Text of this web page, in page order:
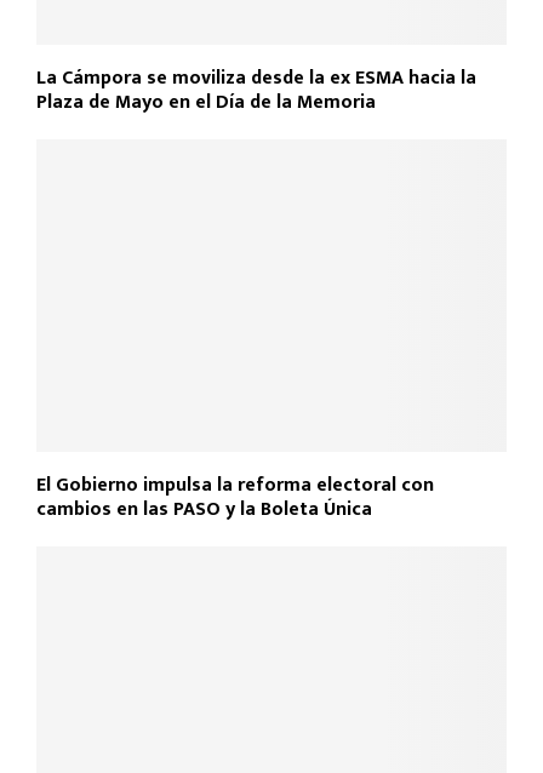
La Cámpora se moviliza desde la ex ESMA hacia la
Plaza de Mayo en el Día de la Memoria
El Gobierno impulsa la reforma electoral con
cambios en las PASO y la Boleta Única